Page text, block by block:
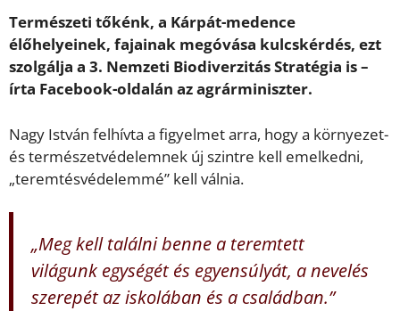
Természeti tőkénk, a Kárpát-medence
élőhelyeinek, fajainak megóvása kulcskérdés, ezt
szolgálja a 3. Nemzeti Biodiverzitás Stratégia is –
írta Facebook-oldalán az agrárminiszter.
Nagy István felhívta a figyelmet arra, hogy a környezet-
és természetvédelemnek új szintre kell emelkedni,
„teremtésvédelemmé” kell válnia.
„Meg kell találni benne a teremtett
világunk egységét és egyensúlyát, a nevelés
szerepét az iskolában és a családban.”